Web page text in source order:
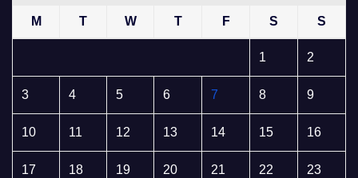
M T W T F S S
1 2
3 4 5 6 7 8 9
10 11 12 13 14 15 16
17 18 19 20 21 22 23